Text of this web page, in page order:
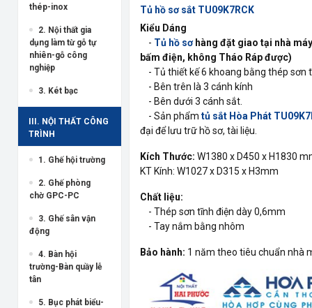
thép-inox
2. Nội thất gia
dụng làm từ gỗ tự
nhiên-gỗ công
nghiệp
3. Két bạc
III. NỘI THẤT CÔNG
TRÌNH
1. Ghế hội trường
2. Ghế phòng
chờ GPC-PC
3. Ghế sân vận
động
4. Bàn hội
trường-Bàn quầy lễ
tân
5. Bục phát biểu-
Tủ hồ sơ sắt TU09K7RCK
Kiểu Dáng
- Tủ hồ sơhàng đặt giao tại nhà máy
bấm điện, không Tháo Ráp được)
- Tủ thiết kế 6 khoang bằng thép sơn
- Bên trên là 3 cánh kính
- Bên dưới 3 cánh sắt.
- Sản phẩm tủ sắt Hòa Phát
đại để lưu trữ hồ sơ, tài liệu.
Kích Thước: W1380 x D450 x H1830
KT Kính: W1027 x D315 x H3mm
Chất liệu:
- Thép sơn tĩnh điện dày 0,6mm
- Tay nắm bằng nhôm
Bảo hành: 1 năm theo tiêu chuẩn nhà